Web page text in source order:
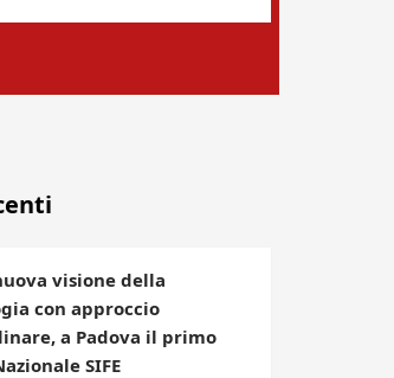
visione della
con approccio
a Padova il primo
SIFE